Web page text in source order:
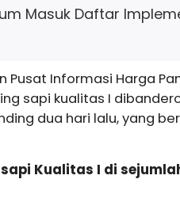
Masuk Daftar
Pusat Informasi Harga
sapi kualitas I
dua hari lalu, yang
Kualitas I di